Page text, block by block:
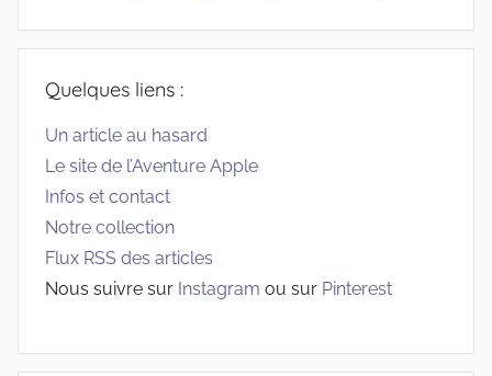
Quelques liens :
Un article au hasard
Le site de l’Aventure Apple
Infos et contact
Notre collection
Flux RSS des articles
Nous suivre sur Instagram ou sur Pinterest